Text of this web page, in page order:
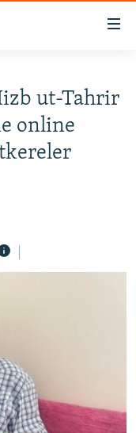
ut-Tahrir
online